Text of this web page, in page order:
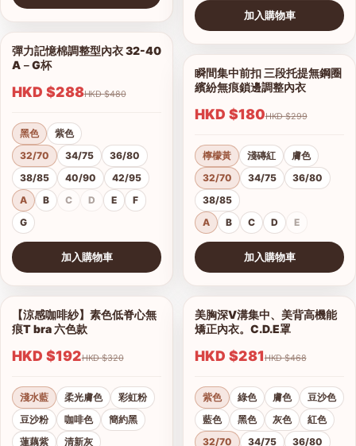
1/18
查看圖片
彈力記憶棉調整型內衣 32-40
A－G杯
HKD $288 HKD $480
黑色
紫色
32/70
34/75
36/80
38/85
40/90
42/95
A
B C D E
F
G
加入購物車
1/18
查看圖片
【涼感咖啡紗】素色低脊心無
痕T bra 六色款
HKD $192 HKD $320
淺水藍 柔光膚色
彩虹粉
豆沙粉
咖啡色
簡約黑
蓮藕紫
清新灰
加入購物車
1/9
查看圖片
瞬間集中前扣 三段托提無鋼圈
繽紛無痕鎖邊調整內衣
HKD $180 HKD $299
檸檬黃 淺磚紅
膚色
32/70
34/75
36/80
38/85
A
B C D E
加入購物車
1/16
查看圖片
美胸深V溝集中、美背高機能
矯正內衣。C.D.E罩
HKD $281 HKD $468
紫色 綠色 膚色
豆沙色
藍色
黑色 灰色
紅色
32/70
34/75
36/80